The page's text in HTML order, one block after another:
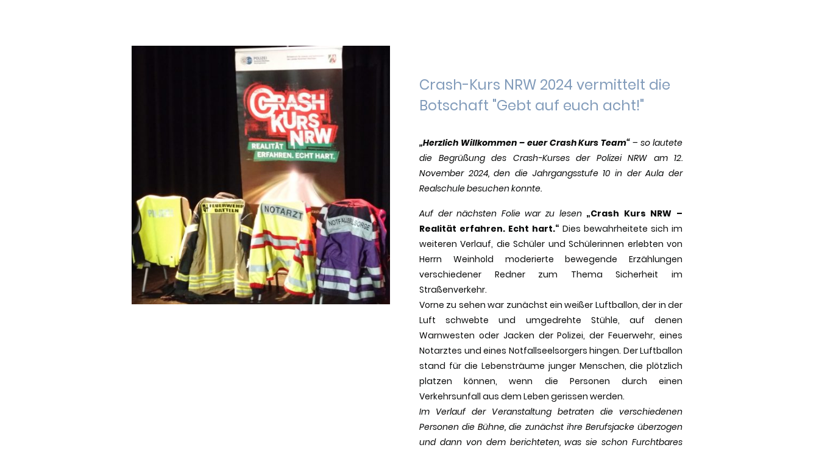
Crash-Kurs NRW 2024 vermittelt die
Botschaft "Gebt auf euch acht!"
„Herzlich Willkommen – euer Crash Kurs Team“ – so lautete
die Begrüßung des Crash-Kurses der Polizei NRW am 12.
November 2024, den die Jahrgangsstufe 10 in der Aula der
Realschule besuchen konnte.
Auf der nächsten Folie war zu lesen „Crash Kurs NRW –
Realität erfahren. Echt hart.“ Dies bewahrheitete sich im
weiteren Verlauf, die Schüler und Schülerinnen erlebten von
Herrn Weinhold moderierte bewegende Erzählungen
verschiedener Redner zum Thema Sicherheit im
Straßenverkehr.
Vorne zu sehen war zunächst ein weißer Luftballon, der in der
Luft schwebte und umgedrehte Stühle, auf denen
Warnwesten oder Jacken der Polizei, der Feuerwehr, eines
Notarztes und eines Notfallseelsorgers hingen. Der Luftballon
stand für die Lebensträume junger Menschen, die plötzlich
platzen können, wenn die Personen durch einen
Verkehrsunfall aus dem Leben gerissen werden.
Im Verlauf der Veranstaltung betraten die verschiedenen
Personen die Bühne, die zunächst ihre Berufsjacke überzogen
und dann von dem berichteten, was sie schon Furchtbares